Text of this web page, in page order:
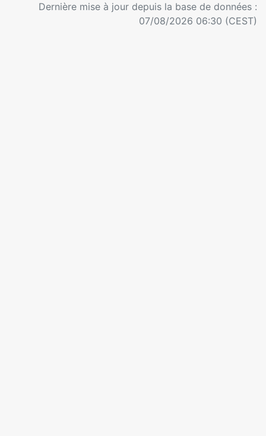
Dernière mise à jour depuis la base de données :
07/08/2026 06:30 (CEST)